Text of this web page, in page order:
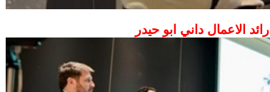
رائد الاعمال داني ابو حيدر